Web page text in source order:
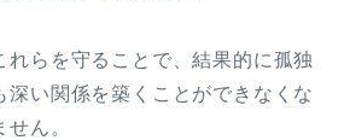
れらを守ることで、結果的に孤独
深い関係を築くことができなくな
ん。